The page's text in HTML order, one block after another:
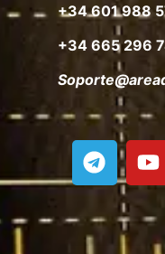
+34 601 988
+34 665 296